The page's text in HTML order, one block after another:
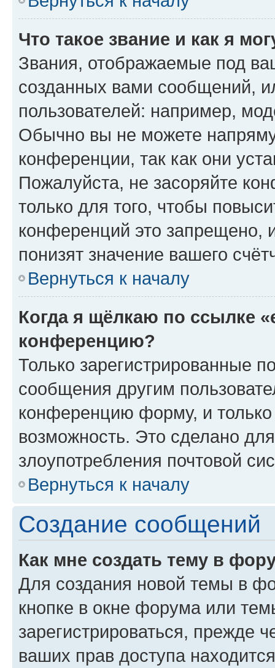
Что такое звание и как я
Звания, отображаемые под
созданных вами сообщений,
пользователей: например,
Обычно вы не можете
конференции, так как они
Пожалуйста, не засоряйте
только для того, чтобы
конференций это запрещено,
понизят значение вашего
Вернуться к началу
Когда я щёлкаю по ссылке
конференцию?
Только зарегистрированные
сообщения другим
конференцию форму, и
возможность. Это сделано
злоупотребления почтовой
Вернуться к началу
Создание сообщений
Как мне создать тему в
Для создания новой темы в
кнопке в окне форума или
зарегистрироваться, прежде
ваших прав доступа